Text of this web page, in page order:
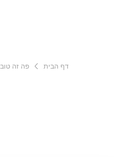
דף הבית פה זה טוב